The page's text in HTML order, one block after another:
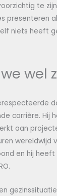
te
presenteren
niets heeft
wel
carrière. Hij
aan
wereldwijd
en hij